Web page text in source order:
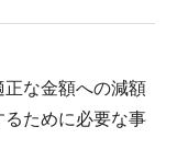
正な金額への減額
るために必要な事